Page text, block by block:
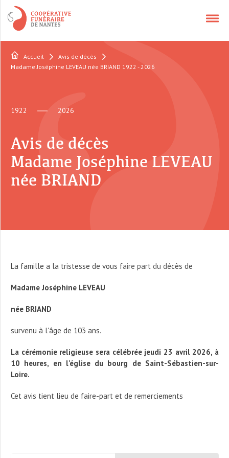
NOS SERVICES
QUI SOMMES-NOUS ?
Accueil
Avis de décès
Madame Joséphine LEVEAU née BRIAND 1922 - 2026
1922 2026
Avis de décès
Madame Joséphine LEVEAU
née BRIAND
La famille a la tristesse de vous faire part du décès de
Madame Joséphine LEVEAU
née BRIAND
survenu à l'âge de 103 ans.
La cérémonie religieuse sera célébrée jeudi 23 avril 2026, à
10 heures, en l'église du bourg de Saint-Sébastien-sur-
Loire.
Cet avis tient lieu de faire-part et de remerciements